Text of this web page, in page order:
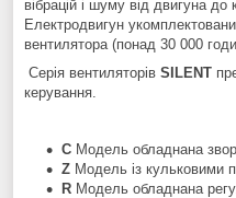
вібрацій і шуму від двигуна
Електродвигун
вентилятора (понад 30 000
Серія вентиляторів SILENT
керування.
C Модель обладнана
Z Модель із кульковими
R Модель обладнана